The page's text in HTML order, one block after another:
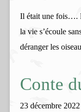
Il était une fois….
la vie s’écoule
déranger les
Conte
23 décembre 2022